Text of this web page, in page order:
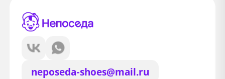
neposeda-shoes@mail.ru